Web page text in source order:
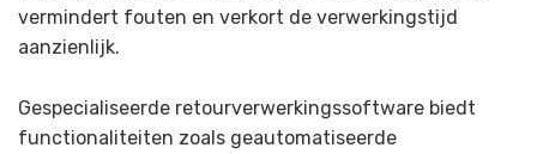
vermindert fouten en verkort de verwerkingstijd
aanzienlijk.
Gespecialiseerde retourverwerkingssoftware biedt
functionaliteiten zoals geautomatiseerde